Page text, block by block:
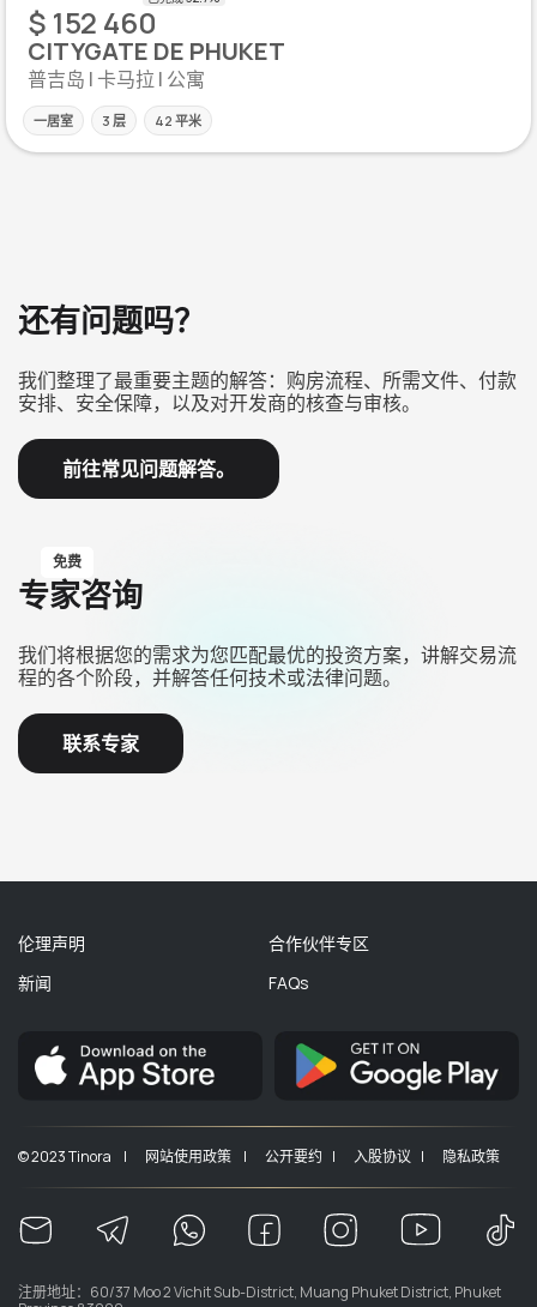
$ 152 460
CITYGATE DE PHUKET
普吉岛 | 卡马拉 | 公寓
一居室 3 层 42 平米
还有问题吗？
我们整理了最重要主题的解答：购房流程、所需文件、付款
安排、安全保障，以及对开发商的核查与审核。
前往常见问题解答。
免费
专家咨询
我们将根据您的需求为您匹配最优的投资方案，讲解交易流
程的各个阶段，并解答任何技术或法律问题。
联系专家
伦理声明
新闻
合作伙伴专区
FAQs
© 2023 Tinora | 网站使用政策 | 公开要约 | 入股协议 | 隐私政策
注册地址：60/37 Moo 2 Vichit Sub-District, Muang Phuket District, Phuket